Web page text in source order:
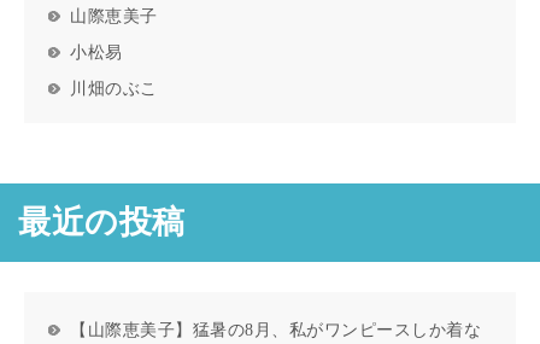
山際恵美子
小松易
川畑のぶこ
最近の投稿
【山際恵美子】猛暑の8月、私がワンピースしか着な